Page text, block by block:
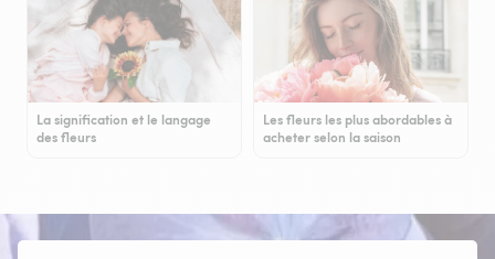
La signification et le langage
des fleurs
Les fleurs les plus abordables à
acheter selon la saison